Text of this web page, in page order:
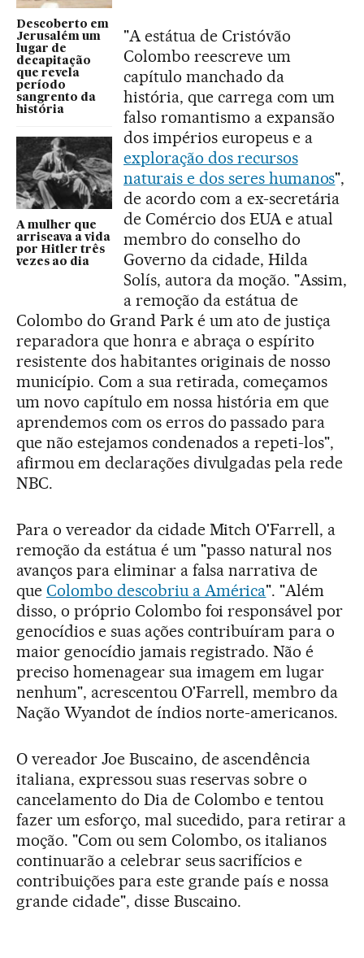
Descoberto em
Jerusalém um
lugar de
decapitação
que revela
período
sangrento da
história
A mulher que
arriscava a vida
por Hitler três
vezes ao dia
"A estátua de Cristóvão
Colombo reescreve um
capítulo manchado da
história, que carrega com um
falso romantismo a expansão
dos impérios europeus e a
exploração dos recursos
naturais e dos seres humanos",
de acordo com a ex-secretária
de Comércio dos EUA e atual
membro do conselho do
Governo da cidade, Hilda
Solís, autora da moção. "Assim,
a remoção da estátua de
Colombo do Grand Park é um ato de justiça
reparadora que honra e abraça o espírito
resistente dos habitantes originais de nosso
município. Com a sua retirada, começamos
um novo capítulo em nossa história em que
aprendemos com os erros do passado para
que não estejamos condenados a repeti-los",
afirmou em declarações divulgadas pela rede
NBC.
Para o vereador da cidade Mitch O'Farrell, a
remoção da estátua é um "passo natural nos
avanços para eliminar a falsa narrativa de
que Colombo descobriu a América". "Além
disso, o próprio Colombo foi responsável por
genocídios e suas ações contribuíram para o
maior genocídio jamais registrado. Não é
preciso homenagear sua imagem em lugar
nenhum", acrescentou O'Farrell, membro da
Nação Wyandot de índios norte-americanos.
O vereador Joe Buscaino, de ascendência
italiana, expressou suas reservas sobre o
cancelamento do Dia de Colombo e tentou
fazer um esforço, mal sucedido, para retirar a
moção. "Com ou sem Colombo, os italianos
continuarão a celebrar seus sacrifícios e
contribuições para este grande país e nossa
grande cidade", disse Buscaino.